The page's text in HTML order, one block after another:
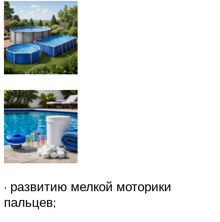
· развитию мелкой моторики
пальцев;